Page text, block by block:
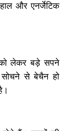
और एनर्जेटिक
लेकर बड़े सपने
से बेचैन हो